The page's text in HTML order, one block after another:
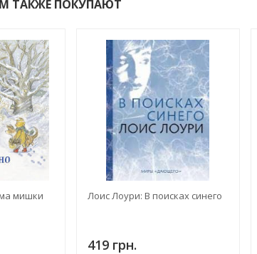
ТАКЖЕ ПОКУПАЮТ
мишки
Лоис Лоури: В поисках синего
419 грн.